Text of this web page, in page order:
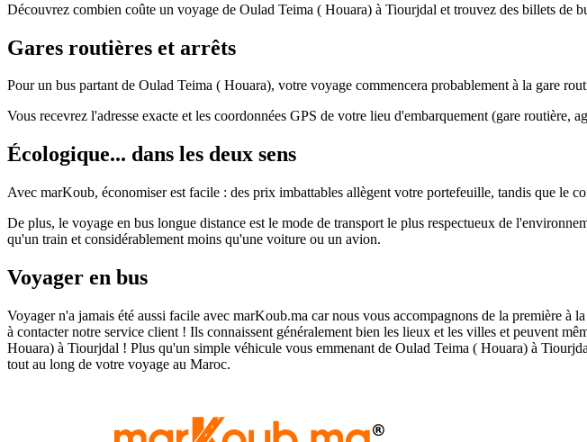
Découvrez combien coûte un voyage de Oulad Teima ( Houara) à Tiourjdal et trouvez des billets de
Gares routières et arrêts
Pour un bus partant de Oulad Teima ( Houara), votre voyage commencera probablement à la gare
Vous recevrez l'adresse exacte et les coordonnées GPS de votre lieu d'embarquement (gare
Écologique... dans les deux sens
Avec marKoub, économiser est facile : des prix imbattables allègent votre portefeuille, tandis que le
De plus, le voyage en bus longue distance est le mode de transport le plus respectueux de
qu'un train et considérablement moins qu'une voiture ou un avion.
Voyager en bus
Voyager n'a jamais été aussi facile avec marKoub.ma car nous vous accompagnons de la première
à contacter notre service client ! Ils connaissent généralement bien les lieux et les villes et peuvent
Houara) à Tiourjdal ! Plus qu'un simple véhicule vous emmenant de Oulad Teima ( Houara) à
tout au long de votre voyage au Maroc.